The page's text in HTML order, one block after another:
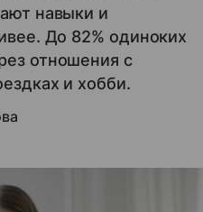
навыки и
До 82% одиноких
отношения с
и хобби.